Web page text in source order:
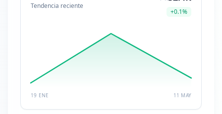
Tendencia reciente
+0.1%
19 ENE 11 MAY